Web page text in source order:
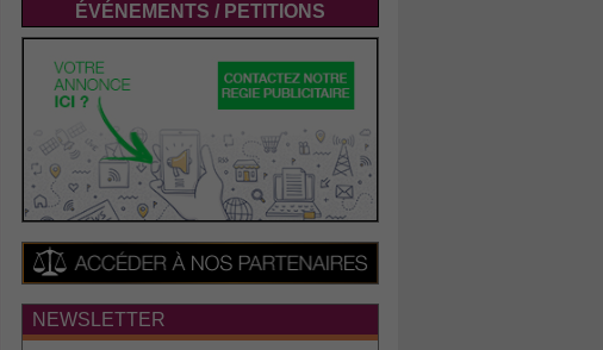
ÉVÉNEMENTS / PETITIONS
NEWSLETTER